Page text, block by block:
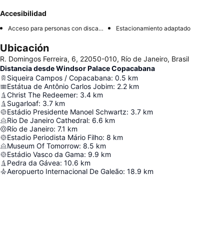
Accesibilidad
Acceso para personas con discapacidad Estacionamiento adaptado
Ubicación
R. Domingos Ferreira, 6, 22050-010, Río de Janeiro, Brasil
Distancia desde Windsor Palace Copacabana
Siqueira Campos / Copacabana: 0.5 km
Estátua de Antônio Carlos Jobim: 2.2 km
Christ The Redeemer: 3.4 km
Sugarloaf: 3.7 km
Estádio Presidente Manoel Schwartz: 3.7 km
Rio De Janeiro Cathedral: 6.6 km
Río de Janeiro: 7.1 km
Estadio Periodista Mário Filho: 8 km
Museum Of Tomorrow: 8.5 km
Estádio Vasco da Gama: 9.9 km
Pedra da Gávea: 10.6 km
Aeropuerto Internacional De Galeão: 18.9 km